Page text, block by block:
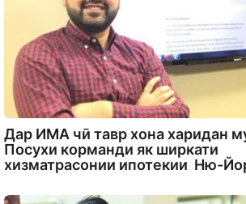
Дар ИМА чӣ тавр хона харидан
Посухи корманди як ширкати
хизматрасонии ипотекии Ню-